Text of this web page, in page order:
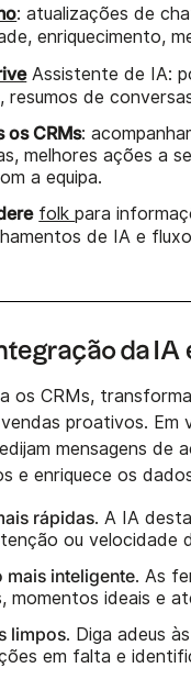
: atualizações de
enriquecimento,
Assistente de IA:
resumos de
os CRMs:
melhores ações a
a equipa.
folkpara
de IA e
da
os CRMs,
proativos. Em
mensagens de
e enriquece os
rápidas. A IA
ou velocidade
mais inteligente. As
momentos ideais e
limpos. Diga adeus
em falta e